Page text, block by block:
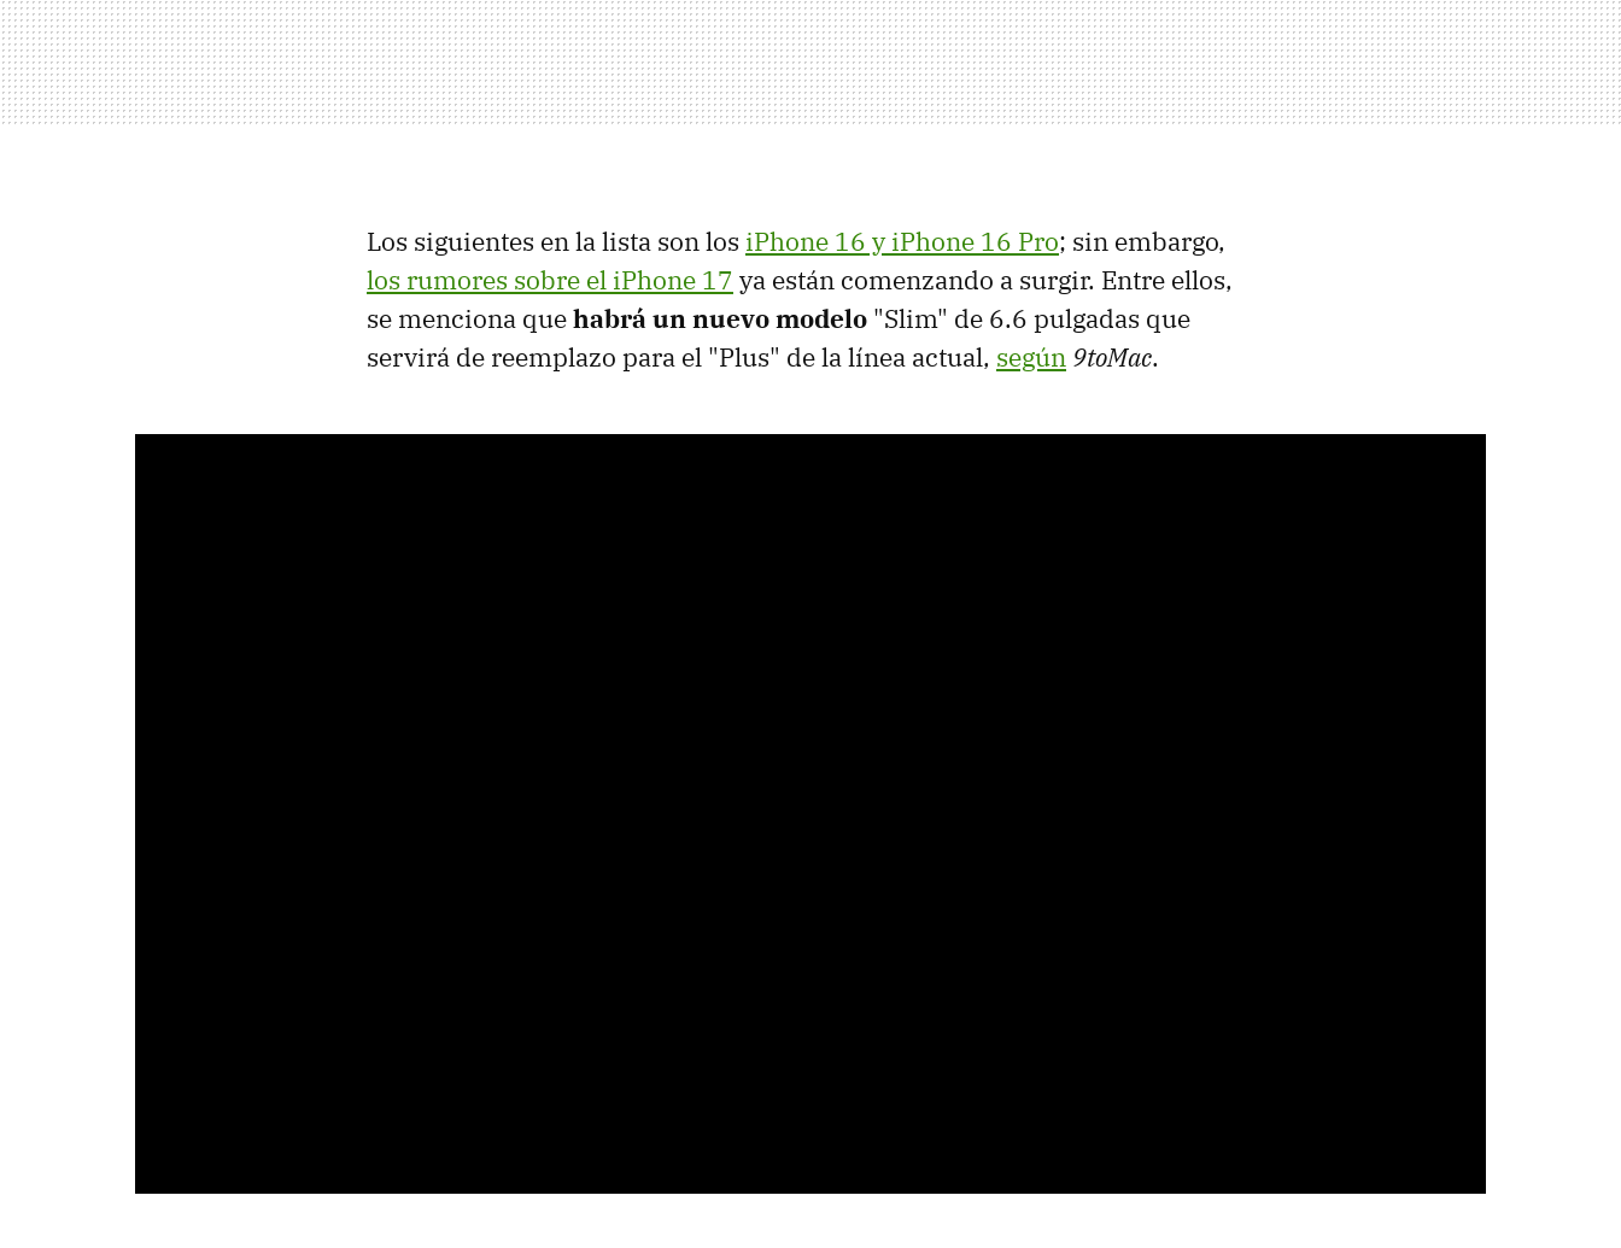
Los siguientes en la lista son los iPhone 16 y iPhone 16 Pro; sin embargo,
los rumores sobre el iPhone 17 ya están comenzando a surgir. Entre ellos,
se menciona quehabrá un nuevo modelo "Slim" de 6.6 pulgadas que
servirá de reemplazo para el "Plus" de la línea actual, según 9toMac.